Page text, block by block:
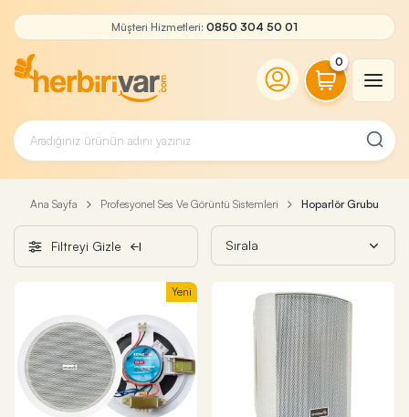
Müşteri Hizmetleri: 0850 304 50 01
0
Ana Sayfa Profesyonel Ses Ve Görüntü Sistemleri Hoparlör Grubu
Filtreyi Gizle
Yeni